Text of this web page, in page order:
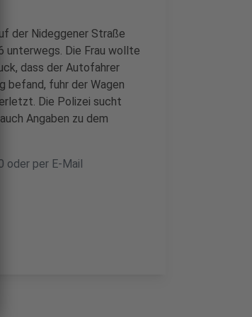
der Nideggener Straße
unterwegs. Die Frau wollte
dass der Autofahrer
befand, fuhr der Wagen
Die Polizei sucht
Angaben zu dem
oder per E-Mail